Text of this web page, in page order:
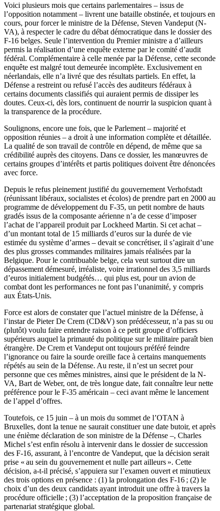
Voici plusieurs mois que certains parlementaires – issus de
l’opposition notamment – livrent une bataille obstinée, et toujours en
cours, pour forcer le ministre de la Défense, Steven Vandeput (N-
VA), à respecter le cadre du débat démocratique dans le dossier des
F-16 belges. Seule l’intervention du Premier ministre a d’ailleurs
permis la réalisation d’une enquête externe par le comité d’audit
fédéral. Complémentaire à celle menée par la Défense, cette seconde
enquête est malgré tout demeurée incomplète. Exclusivement en
néerlandais, elle n’a livré que des résultats partiels. En effet, la
Défense a restreint ou refusé l’accès des auditeurs fédéraux à
certains documents classifiés qui auraient permis de dissiper les
doutes. Ceux-ci, dès lors, continuent de nourrir la suspicion quant à
la transparence de la procédure.
Soulignons, encore une fois, que le Parlement – majorité et
opposition réunies – a droit à une information complète et détaillée.
La qualité de son travail de contrôle en dépend, de même que sa
crédibilité auprès des citoyens. Dans ce dossier, les manœuvres de
certains groupes d’intérêts et partis politiques doivent être dénoncées
avec force.
Depuis le refus pleinement justifié du gouvernement Verhofstadt
(réunissant libéraux, socialistes et écolos) de prendre part en 2000 au
programme de développement du F-35, un petit nombre de hauts
gradés issus de la composante aérienne n’a de cesse d’imposer
l’achat de l’appareil produit par Lockheed Martin. Si cet achat –
d’un montant total de 15 milliards d’euros sur la durée de vie
estimée du système d’armes – devait se concrétiser, il s’agirait d’une
des plus grosses commandes militaires jamais réalisées par la
Belgique. Pour le contribuable belge, cela veut surtout dire un
dépassement démesuré, irréaliste, voire irrationnel des 3,5 milliards
d’euros initialement budgétés… qui plus est, pour un avion de
combat dont les performances ne font pas l’unanimité, y compris
aux États-Unis.
Force est alors de constater que l’actuel ministre de la Défense, à
l’instar de Pieter De Crem (CD&V) son prédécesseur, n’a pas su ou
(plutôt) voulu faire entendre raison à ce petit groupe d’officiers
supérieurs auquel la primauté du politique sur le militaire paraît bien
étrangère. De Crem et Vandeput ont toujours préféré feindre
l’ignorance ou faire la sourde oreille face à certains manquements
répétés au sein de la Défense. Au reste, il n’est un secret pour
personne que ces mêmes ministres, ainsi que le président de la N-
VA, Bart de Weber, ont, de très longue date, fait connaître leur nette
préférence pour le F-35 américain – ceci avant même le lancement
de l’appel d’offres.
Toutefois, ce 15 juin – à un mois du sommet de l’OTAN à
Bruxelles, dont la tenue ne saurait constituer une date butoir, et après
une énième déclaration de son ministre de la Défense –, Charles
Michel s’est enfin résolu à intervenir dans le dossier de succession
des F-16, assurant, à l’encontre de Vandeput, que la décision serait
prise « au sein du gouvernement et nulle part ailleurs ». Cette
décision, a-t-il précisé, s’appuiera sur l’examen ouvert et minutieux
des trois options en présence : (1) la prolongation des F-16 ; (2) le
choix d’un des deux candidats ayant introduit une offre à travers la
procédure officielle ; (3) l’acceptation de la proposition française de
partenariat stratégique global.